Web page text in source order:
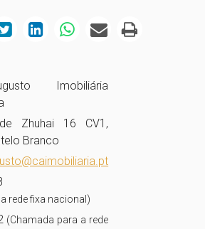
Imobiliária
Zhuhai 16 CV1,
Branco
rede fixa nacional)
(Chamada para a rede